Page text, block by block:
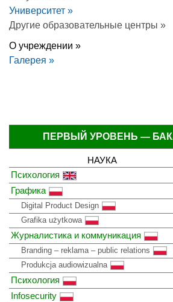
Университет »
Другие образовательные центры »
О учреждении »
Галерея »
ПЕРВЫЙ УРОВЕНЬ —
НАУКА
Психология
Графика
Digital Product Design
Grafika użytkowa
Журналистика и коммуникация
Branding – reklama – public relations
Produkcja audiowizualna
Психология
Infosecurity